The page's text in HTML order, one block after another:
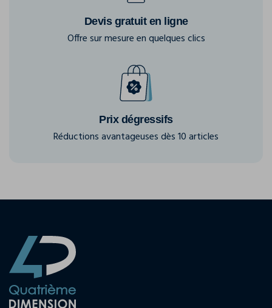
Devis gratuit en ligne
Offre sur mesure en quelques clics
Prix dégressifs
Réductions avantageuses dès 10 articles